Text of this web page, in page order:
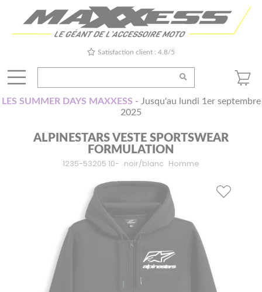
Satisfaction client : 4.8/5
LES SUMMER DAYS MAXXESS - Jusqu'au lundi 1er septembre
2025
ALPINESTARS VESTE SPORTSWEAR
FORMULATION
1235-53205 10- noir/blanc Homme